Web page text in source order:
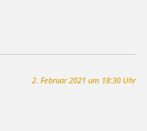
2. Februar 2021 um 18:30 Uhr